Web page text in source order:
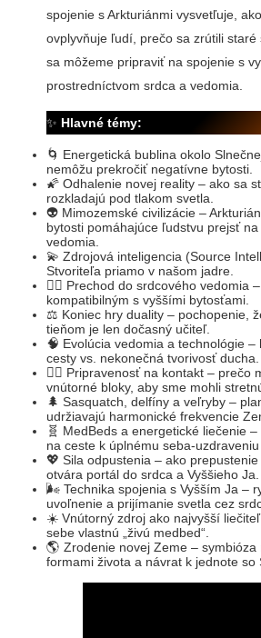
spojenie s Arkturiánmi vysvetľuje,
ovplyvňuje ľudí, prečo sa zrútili staré
sa môžeme pripraviť na spojenie s
prostredníctvom srdca a vedomia.
✨ Hlavné témy:
🌀 Energetická bublina okolo
nemôžu prekročiť negatívne bytosti.
🌠 Odhalenie novej reality – ako sa
rozkladajú pod tlakom svetla.
👽 Mimozemské civilizácie –
bytosti pomáhajúce ľudstvu prejsť
vedomia.
💫 Zdrojová inteligencia (Source
Stvoriteľa priamo v našom jadre.
🧘‍♀️ Prechod do srdcového vedomia
kompatibilným s vyššími bytosťami.
⚖️ Koniec hry duality – pochopenie,
tieňom je len dočasný učiteľ.
🧠 Evolúcia vedomia a technológie –
cesty vs. nekonečná tvorivosť ducha.
🧍‍♂️ Pripravenosť na kontakt – prečo
vnútorné bloky, aby sme mohli
🌲 Sasquatch, delfíny a veľryby –
udržiavajú harmonické frekvencie
🧬 MedBeds a energetické liečenie
na ceste k úplnému seba-uzdraveniu
💖 Sila odpustenia – ako
otvára portál do srdca a Vyššieho Ja.
🌬️ Technika spojenia s Vyšším Ja –
uvoľnenie a prijímanie svetla cez
☀️ Vnútorný zdroj ako najvyšší
sebe vlastnú „živú medbed“.
🌎 Zrodenie novej Zeme – symbióza
formami života a návrat k jednote so